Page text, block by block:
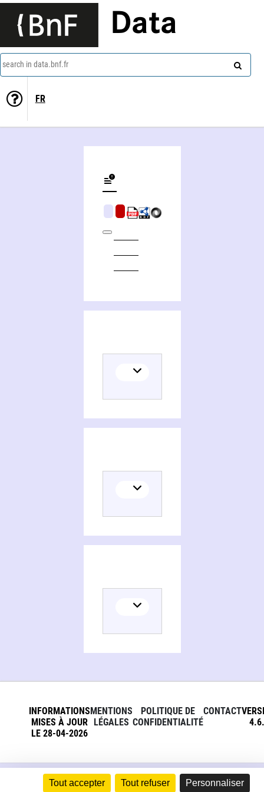
Tout accepter Tout refuser Personnaliser
Data
search in data.bnf.fr
FR
INFORMATIONS
MISES À JOUR
LE 28-04-2026
MENTIONS
LÉGALES
POLITIQUE DE
CONFIDENTIALITÉ
CONTACT